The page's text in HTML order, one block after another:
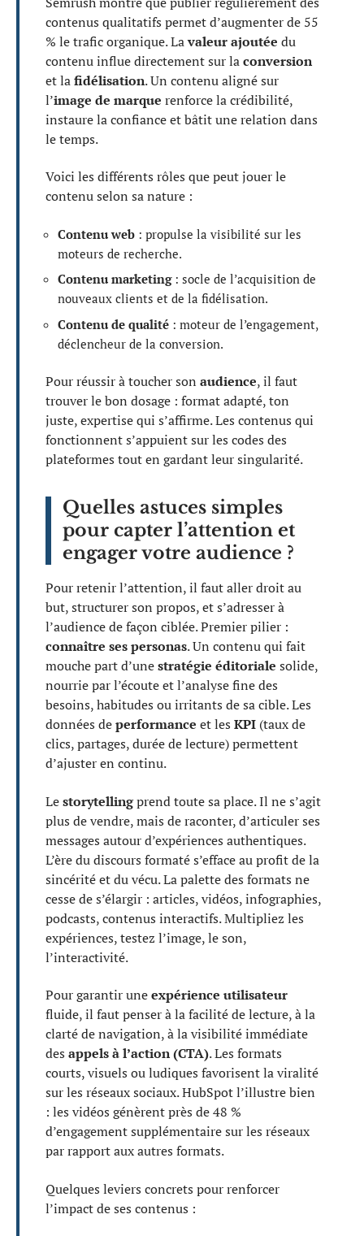
contenus qualitatifs permet d’augmenter de 55
% le trafic organique. Lavaleur ajoutée du
contenu influe directement sur laconversion
et lafidélisation. Un contenu aligné sur
l’image de marque renforce la crédibilité,
instaure la confiance et bâtit une relation dans
le temps.
Voici les différents rôles que peut jouer le
contenu selon sa nature :
Contenu web : propulse la visibilité sur les
moteurs de recherche.
Contenu marketing: socle de l’acquisition de
nouveaux clients et de la fidélisation.
Contenu de qualité : moteur de l’engagement,
déclencheur de la conversion.
Pour réussir à toucher son audience, il faut
trouver le bon dosage : format adapté, ton
juste, expertise qui s’affirme. Les contenus qui
fonctionnent s’appuient sur les codes des
plateformes tout en gardant leur singularité.
Quelles astuces simples
pour capter l’attention et
engager votre audience ?
Pour retenir l’attention, il faut aller droit au
but, structurer son propos, et s’adresser à
l’audience de façon ciblée. Premier pilier :
connaître ses personas. Un contenu qui fait
mouche part d’unestratégie éditoriale solide,
nourrie par l’écoute et l’analyse fine des
besoins, habitudes ou irritants de sa cible. Les
données deperformance et les KPI (taux de
clics, partages, durée de lecture) permettent
d’ajuster en continu.
Lestorytellingprend toute sa place. Il ne s’agit
plus de vendre, mais de raconter, d’articuler ses
messages autour d’expériences authentiques.
L’ère du discours formaté s’efface au profit de la
sincérité et du vécu. La palette des formats ne
cesse de s’élargir : articles, vidéos, infographies,
podcasts, contenus interactifs. Multipliez les
expériences, testez l’image, le son,
l’interactivité.
Pour garantir uneexpérience utilisateur
fluide, il faut penser à la facilité de lecture, à la
clarté de navigation, à la visibilité immédiate
des appels à l’action (CTA). Les formats
courts, visuels ou ludiques favorisent la viralité
sur les réseaux sociaux. HubSpot l’illustre bien
: les vidéos génèrent près de 48 %
d’engagement supplémentaire sur les réseaux
par rapport aux autres formats.
Quelques leviers concrets pour renforcer
l’impact de ses contenus :